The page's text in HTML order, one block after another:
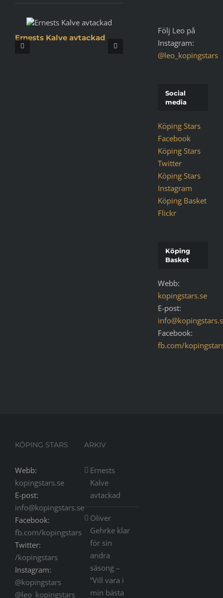
Ernests Kalve avtackad
Köpingsbasketen
emot utmärkelsen
Följ Leo på
Instagram:
@leo_kopingstars
Social
media
Köping Stars
Facebook
Köping Stars
Twitter
Köping Stars
Instagram
Köping Basket
Flickr
Köping
Basket
Webb:
kopingstars.se
E-post:
Facebook:
fb.com/
KÖPING STARS
Webb:
kopingstars.se
E-post:
info@kopingstars.se
Facebook:
fb.com/kopingstars
Twitter:
/kopingstars
Instagram:
@kopingstars
@leo_kopingstars
ARKIV
Ernests
Kalve
avtackad
Oliver
Gehrke klar
för sin
andra
säsong –
”Vill vara i
min bästa